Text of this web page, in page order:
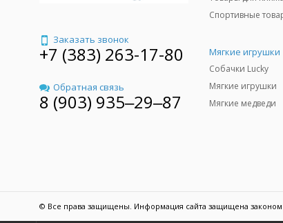
Заказать звонок
+7 (383) 263-17-80
Обратная связь
8 (903) 935‒29‒87
Спортивные
Мягкие игрушки
Собачки Lucky
Мягкие игрушки
Мягкие медведи
© Все права защищены. Информация сайта защищена законом